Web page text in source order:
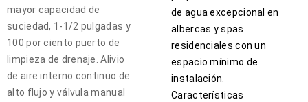
mayor capacidad de
suciedad, 1-1/2 pulgadas y
100 por ciento puerto de
limpieza de drenaje. Alivio
de aire interno continuo de
alto flujo y válvula manual
de agua excepcional en
albercas y spas
residenciales con un
espacio mínimo de
instalación.
Características